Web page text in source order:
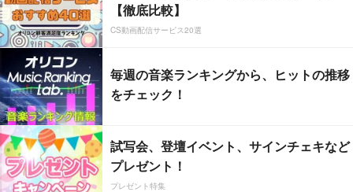
【徹底比較】
CS動画配信サービス20選
毎週の音楽ランキングから、ヒットの推移
をチェック！
試写会、登壇イベント、サインチェキなど
プレゼント！
プレゼント特集